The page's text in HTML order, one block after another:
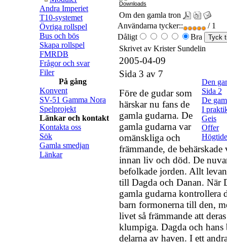
Andra Imperiet
T10-systemet
Övriga rollspel
Bus och bös
Skapa rollspel
FMRDB
Frågor och svar
Filer
På gång
Konvent
SV-51 Gamma Nora
Spelprojekt
Länkar och kontakt
Kontakta oss
Sök
Gamla smedjan
Länkar
Om den gamla tron
Användarna tycker::
/ 1
Dåligt
Bra
Skrivet av Krister Sundelin
2005-04-09
Den
Sida 2
De
I
Geis
Offer
Sida 3 av 7
Före de gudar som
härskar nu fans de
gamla gudarna. De
gamla gudarna var
omänskliga och
främmande, de
innan liv och död. De
befolkade jorden. Allt
till Dagda och Danan. När
gamla gudarna kontrollera
barn formonerna till den,
livet så främmande att
klumpiga. Dagda och
delarna av haven. I ett